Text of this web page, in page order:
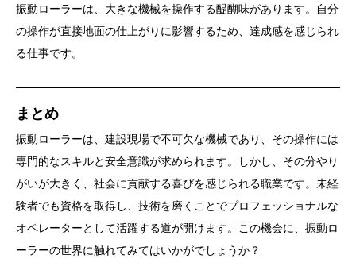
振動ローラーは、大きな機械を操作する醍醐味があります。自分
の操作が直接地面の仕上がりに影響するため、達成感を感じられ
る仕事です。
まとめ
振動ローラーは、建設現場で不可欠な機械であり、その操作には
専門的なスキルと安全意識が求められます。しかし、その分やり
がいが大きく、社会に貢献する喜びを感じられる職業です。未経
験者でも資格を取得し、技術を磨くことでプロフェッショナルな
オペレーターとして活躍する道が開けます。この機会に、振動ロ
ーラーの世界に触れてみてはいかがでしょうか？